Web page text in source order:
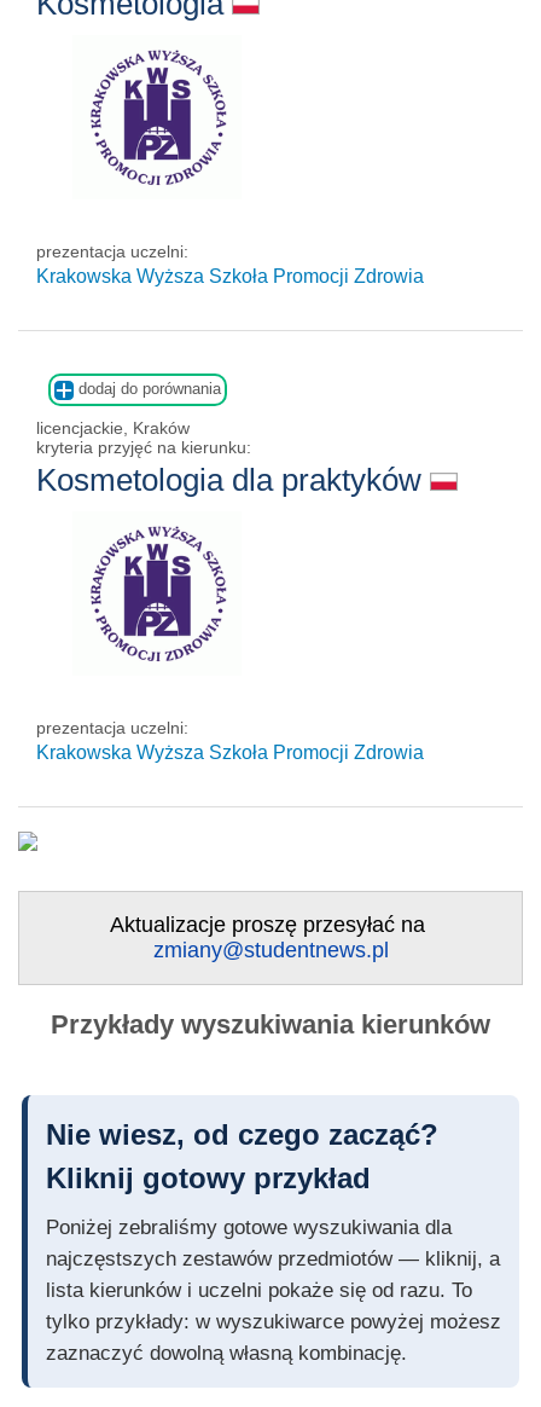
prezentacja uczelni:
Krakowska Wyższa Szkoła Promocji Zdrowia
dodaj do porównania
licencjackie, Kraków
kryteria przyjęć na kierunku:
Kosmetologia dla praktyków
prezentacja uczelni:
Krakowska Wyższa Szkoła Promocji Zdrowia
Aktualizacje proszę przesyłać na
zmiany@studentnews.pl
Przykłady wyszukiwania kierunków
Nie wiesz, od czego zacząć?
Kliknij gotowy przykład
Poniżej zebraliśmy gotowe wyszukiwania dla
najczęstszych zestawów przedmiotów — kliknij, a
lista kierunków i uczelni pokaże się od razu. To
tylko przykłady: w wyszukiwarce powyżej możesz
zaznaczyć dowolną własną kombinację.